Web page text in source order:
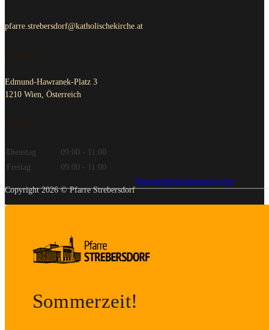
pfarre.strebersdorf@katholischekirche.at
Edmund-Hawranek-Platz 3
1210 Wien, Österreich
Dienstag
09:00 - 11:00
Freitag
09:00 - 11:00
Copyright 2026 © Pfarre Strebersdorf
DatenschutzImpressumLogin
Sommerzeit!